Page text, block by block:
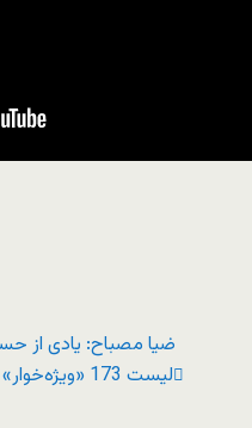
ضیا مصباح: یادی از
لیست 173 «ویژه‌خوار» بانکی که رو نشد